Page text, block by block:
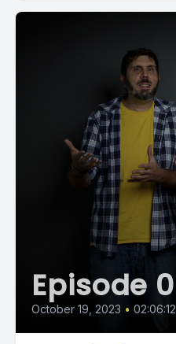
Episode 0
October 19, 2023 • 02:06:12